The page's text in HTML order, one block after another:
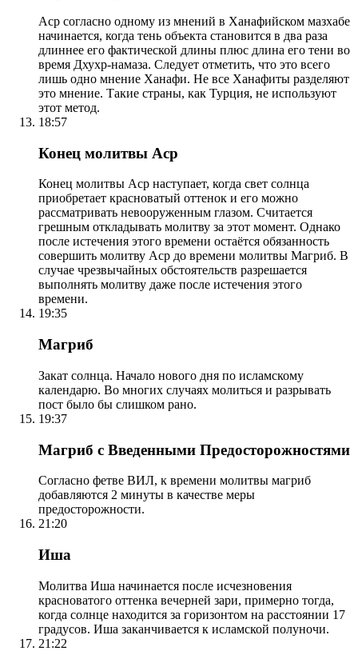
Аср согласно одному из мнений в Ханафийском мазхабе
начинается, когда тень объекта становится в два раза
длиннее его фактической длины плюс длина его тени во
время Дхухр-намаза. Следует отметить, что это всего
лишь одно мнение Ханафи. Не все Ханафиты разделяют
это мнение. Такие страны, как Турция, не используют
этот метод.
18:57
Конец молитвы Аср
Конец молитвы Аср наступает, когда свет солнца
приобретает красноватый оттенок и его можно
рассматривать невооруженным глазом. Считается
грешным откладывать молитву за этот момент. Однако
после истечения этого времени остаётся обязанность
совершить молитву Аср до времени молитвы Магриб. В
случае чрезвычайных обстоятельств разрешается
выполнять молитву даже после истечения этого
времени.
19:35
Магриб
Закат солнца. Начало нового дня по исламскому
календарю. Во многих случаях молиться и разрывать
пост было бы слишком рано.
19:37
Магриб с Введенными Предосторожностями
Согласно фетве ВИЛ, к времени молитвы магриб
добавляются 2 минуты в качестве меры
предосторожности.
21:20
Иша
Молитва Иша начинается после исчезновения
красноватого оттенка вечерней зари, примерно тогда,
когда солнце находится за горизонтом на расстоянии 17
градусов. Иша заканчивается к исламской полуночи.
21:22